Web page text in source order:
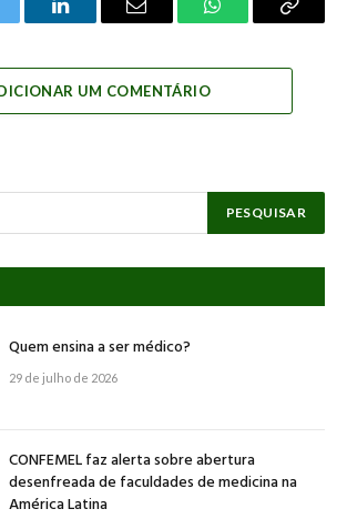
LinkedInEmail WhatsAppCopy
UM COMENTÁRIO
Quem ensina a ser médico?
29 de julho de 2026
CONFEMEL faz alerta sobre abertura
desenfreada de faculdades de medicina na
América Latina